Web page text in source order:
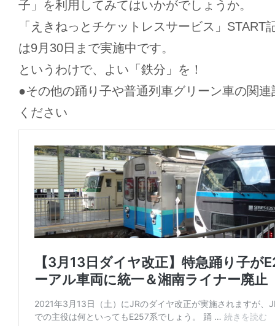
子」を利用してみてはいかがでしょうか。
「えきねっとチケットレスサービス」START
は9月30日まで実施中です。
というわけで、よい「鉄分」を！
●その他の踊り子や普通列車グリーン車の関
ください